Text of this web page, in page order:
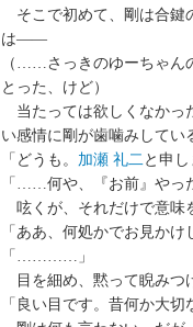
そこで初めて、剛は合鍵
は――
（……さっきのゆーちゃん
とった、けど）
当たっては欲しくなかっ
い感情に剛が歯噛みしてい
「どうも。 加瀬 礼二と申
「……何や、『お前』やっ
呟くが、それだけで意味
「ああ、何処かでお見かけ
「…………」
目を細め、黙って睨みつ
「良い目です。昔何か大